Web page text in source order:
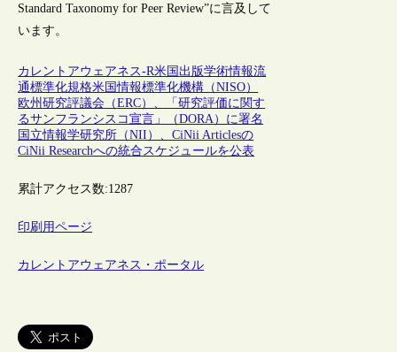
Standard Taxonomy for Peer Review”に言及して
います。
カレントアウェアネス-R米国出版学術情報流
通標準化規格米国情報標準化機構（NISO）
欧州研究評議会（ERC）、「研究評価に関す
るサンフランシスコ宣言」（DORA）に署名
国立情報学研究所（NII）、CiNii Articlesの
CiNii Researchへの統合スケジュールを公表
累計アクセス数:1287
印刷用ページ
カレントアウェアネス・ポータル